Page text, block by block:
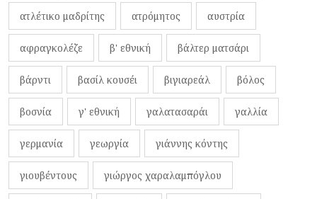
ατλέτικο μαδρίτης ατρόμητος αυστρία
αφραγκολέζε β' εθνική βάλτερ ματσάρι
βάρντι βασίλ κουσέι βιγιαρεάλ βόλος
βοσνία γ' εθνική γαλατασαράι γαλλία
γερμανία γεωργία γιάννης κόντης
γιουβέντους γιώργος χαραλαμπόγλου